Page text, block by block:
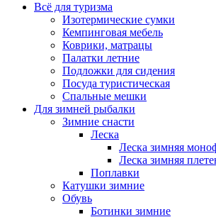
Всё для туризма
Изотермические сумки
Кемпинговая мебель
Коврики, матрацы
Палатки летние
Подложки для сидения
Посуда туристическая
Спальные мешки
Для зимней рыбалки
Зимние снасти
Леска
Леска зимняя
Леска зимняя
Поплавки
Катушки зимние
Обувь
Ботинки зимние